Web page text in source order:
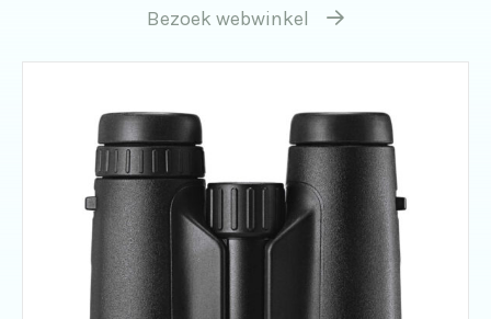
Bezoek webwinkel